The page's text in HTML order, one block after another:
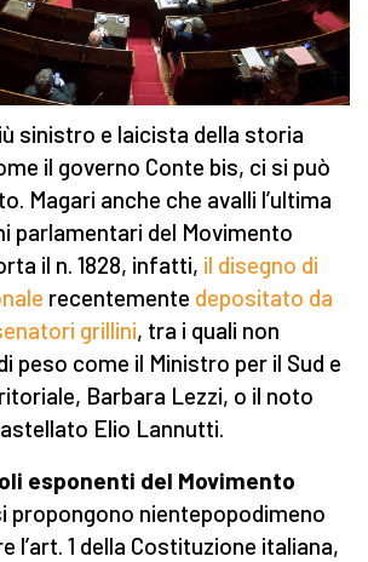
sinistro e laicista della storia
il governo Conte bis, ci si può
Magari anche che avalli l’ultima
parlamentari del Movimento
il n. 1828, infatti, il disegno di
recentemente depositato da
grillini, tra i quali non
peso come il Ministro per il Sud e
Barbara Lezzi, o il noto
Elio Lannutti.
esponenti del Movimento
propongono nientepopodimeno
l’art. 1 della Costituzione italiana,